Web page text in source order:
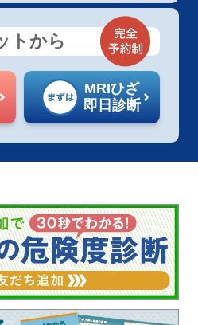
トから
MRIひざ
即日診断